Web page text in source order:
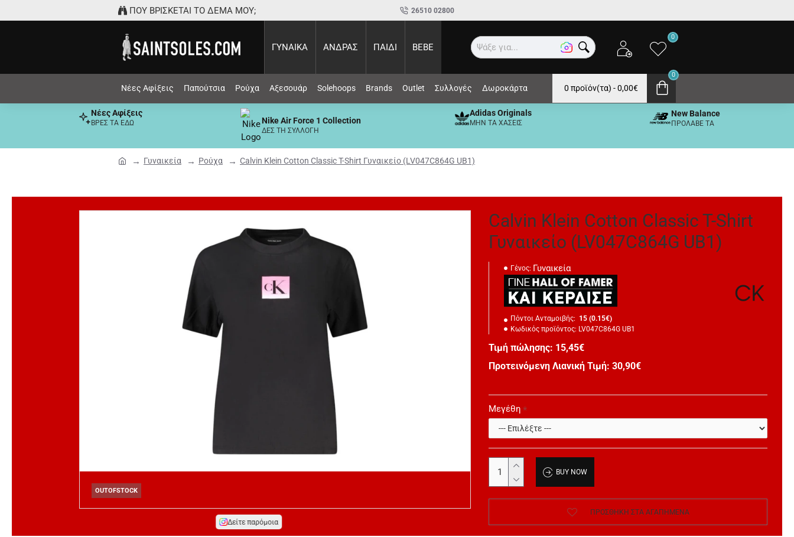
ΠΟΥ ΒΡΙΣΚΕΤΑΙ ΤΟ ΔΕΜΑ ΜΟΥ; 26510 02800
ΓΥΝΑΙΚΑ ΑΝΔΡΑΣ ΠΑΙΔΙ BEBE Αναζ
0
Νέες Αφίξεις Παπούτσια Ρούχα Αξεσουάρ Solehoops Brands Outlet Συλλογές Δωροκάρτα 0 προϊόν(τα) - 0,00€
0
Γυναικεία Ρούχα Calvin Klein Cotton Classic T-Shirt Γυναικείο (LV047C864G UB1)
Νέες Αφίξεις
ΒΡΕΣ ΤΑ ΕΔΩ Nike Air Force 1 Collection
ΔΕΣ ΤΗ ΣΥΛΛΟΓΗ
Adidas Originals
ΜΗΝ ΤΑ ΧΑΣΕΙΣ
New Balance
ΠΡΟΛΑΒΕ ΤΑ
OUTOFSTOCK
Δείτε παρόμοια
Calvin Klein Cotton Classic T-Shirt
Γυναικείο (LV047C864G UB1)
Γένος: Γυναικεία
Πόντοι Ανταμοιβής: 15 (0.15€)
Κωδικός προϊόντος: LV047C864G UB1
Τιμή πώλησης: 15,45€
Προτεινόμενη Λιανική Τιμή: 30,90€
Μεγέθη
BUY NOW
ΠΡΟΣΘΉΚΗ ΣΤΑ ΑΓΑΠΗΜΈΝΑ